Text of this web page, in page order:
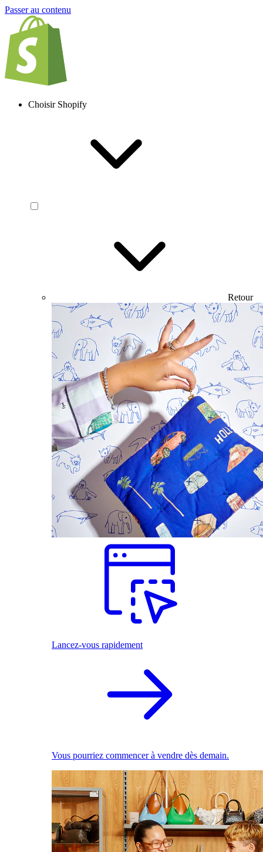
Passer au contenu
Choisir Shopify
Retour
Lancez-vous rapidement
Vous pourriez commencer à vendre dès demain.